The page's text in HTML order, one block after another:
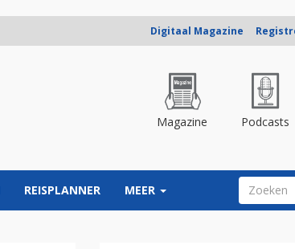
Digitaal Magazine
Magazine Podcasts
REISPLANNER MEER